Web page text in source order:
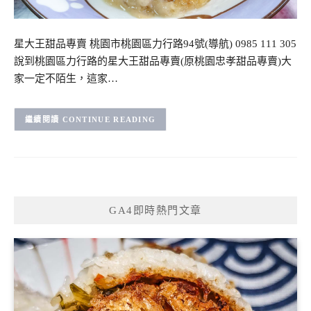
星大王甜品專賣 桃園市桃園區力行路94號(導航) 0985 111 305
說到桃園區力行路的星大王甜品專賣(原桃園忠孝甜品專賣)大
家一定不陌生，這家…
CONTINUE READING
GA4即時熱門文章